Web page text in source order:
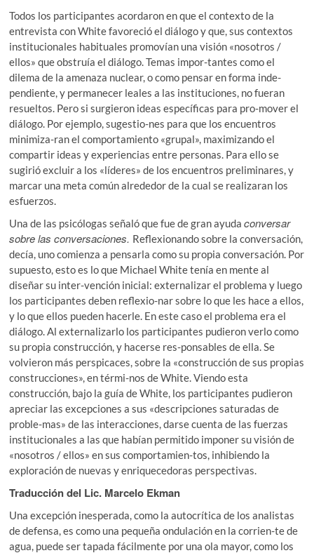
Todos los participantes acordaron en que el contexto de la
entrevista con White favoreció el diálogo y que, sus contextos
institucionales habituales promovían una visión «nosotros /
ellos» que obstruía el diálogo. Temas impor-tantes como el
dilema de la amenaza nuclear, o como pensar en forma inde-
pendiente, y permanecer leales a las instituciones, no fueran
resueltos. Pero si surgieron ideas específicas para pro-mover el
diálogo. Por ejemplo, sugestio-nes para que los encuentros
minimiza-ran el comportamiento «grupal», maximizando el
compartir ideas y experiencias entre personas. Para ello se
sugirió excluir a los «líderes» de los encuentros preliminares, y
marcar una meta común alrededor de la cual se realizaran los
esfuerzos.
Una de las psicólogas señaló que fue de gran ayudaconversar
sobre las conversaciones. Reflexionando sobre la conversación,
decía, uno comienza a pensarla como su propia conversación. Por
supuesto, esto es lo que Michael White tenía en mente al
diseñar su inter-vención inicial: externalizar el problema y luego
los participantes deben reflexio-nar sobre lo que les hace a ellos,
y lo que ellos pueden hacerle. En este caso el problema era el
diálogo. Al externalizarlo los participantes pudieron verlo como
su propia construcción, y hacerse res-ponsables de ella. Se
volvieron más perspicaces, sobre la «construcción de sus propias
construcciones», en térmi-nos de White. Viendo esta
construcción, bajo la guía de White, los participantes pudieron
apreciar las excepciones a sus «descripciones saturadas de
proble-mas» de las interacciones, darse cuenta de las fuerzas
institucionales a las que habían permitido imponer su visión de
«nosotros / ellos» en sus comportamien-tos, inhibiendo la
exploración de nuevas y enriquecedoras perspectivas.
Traducción del Lic. Marcelo Ekman
Una excepción inesperada, como la autocrítica de los analistas
de defensa, es como una pequeña ondulación en la corrien-te de
agua, puede ser tapada fácilmente por una ola mayor, como los